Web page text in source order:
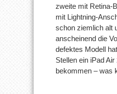
zweite mit Retina-
mit Lightning-
schon ziemlich alt
anscheinend die
defektes Modell
Stellen ein iPad
bekommen – was